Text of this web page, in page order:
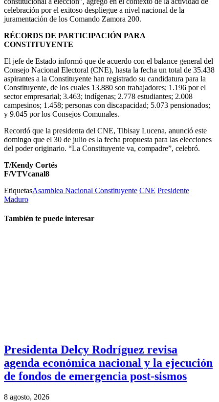
celebración por el exitoso despliegue a nivel nacional de la
juramentación de los Comando Zamora 200.
RÉCORDS DE PARTICIPACIÓN PARA
CONSTITUYENTE
El jefe de Estado informó que de acuerdo con el balance general del
Consejo Nacional Electoral (CNE), hasta la fecha un total de 35.438
aspirantes a la Constituyente han registrado su candidatura para la
Constituyente, de los cuales 13.880 son trabajadores; 1.196 por el
sector empresarial; 3.463; indígenas; 2.778 estudiantes; 2.008
campesinos; 1.458; personas con discapacidad; 5.073 pensionados;
y 9.045 por los Consejos Comunales.
Recordó que la presidenta del CNE, Tibisay Lucena, anunció este
domingo que el 30 de julio es la fecha propuesta para las elecciones
del poder originario. “La Constituyente va, compadre”, celebró.
T/Kendy Cortés
F/VTVcanal8
EtiquetasAsamblea Nacional Constituyente CNE Presidente
Maduro
También te puede interesar
Presidenta Delcy Rodríguez revisa
agenda económica nacional y la ejecución
de fondos de emergencia post-sismos
8 agosto, 2026